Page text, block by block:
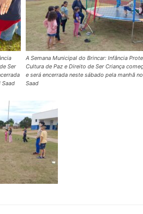
Ser
Saad
A Semana Municipal do Brincar: Infância
Cultura de Paz e Direito de Ser Criança
e será encerrada neste sábado pela manhã
Saad